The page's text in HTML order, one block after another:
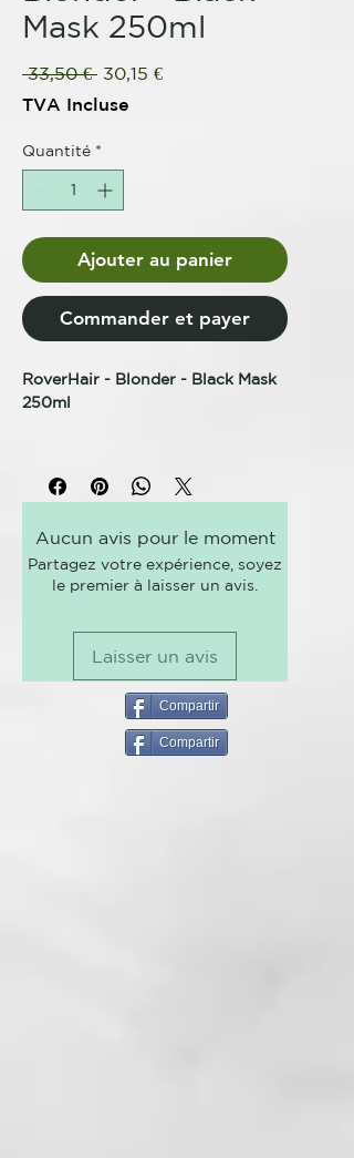
Mask 250ml
33,50 € Prix
original
30,15 €Prix
TVA Incluse
Quantité *
Ajouter au panier
Commander et payer
RoverHair - Blonder - Black Mask
250ml
Mascarilla negra hidratante y
cabellos rubios. Hidrata el cabello
desintoxicándolo y eliminando
eficazmente las mechas calientes
luminosidad.
KEY BENEFITS
Hidratante y acondicionador
Acción desintoxicante Neutraliza
los reflejos amarillo-naranja.
Aucun avis pour le moment
Partagez votre expérience, soyez
le premier à laisser un avis.
Laisser un avis
Compartir
Compartir